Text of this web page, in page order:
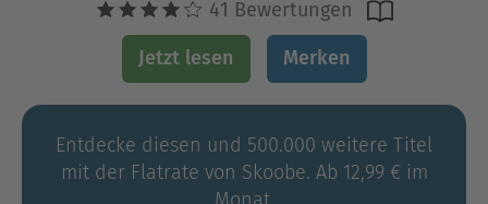
41 Bewertungen
Jetzt lesen Merken
Entdecke diesen und 500.000 weitere Titel
mit der Flatrate von Skoobe. Ab 12,99 € im